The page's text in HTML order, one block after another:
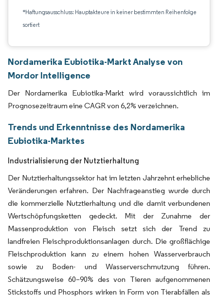
*Haftungsausschluss: Hauptakteure in keiner bestimmten Reihenfolge
sortiert
Nordamerika Eubiotika-Markt Analyse von
Mordor Intelligence
Der Nordamerika Eubiotika-Markt wird voraussichtlich im
Prognosezeitraum eine CAGR von 6,2% verzeichnen.
Trends und Erkenntnisse des Nordamerika
Eubiotika-Marktes
Industrialisierung der Nutztierhaltung
Der Nutztierhaltungssektor hat im letzten Jahrzehnt erhebliche
Veränderungen erfahren. Der Nachfrageanstieg wurde durch
die kommerzielle Nutztierhaltung und die damit verbundenen
Wertschöpfungsketten gedeckt. Mit der Zunahme der
Massenproduktion von Fleisch setzt sich der Trend zu
landfreien Fleischproduktionsanlagen durch. Die großflächige
Fleischproduktion kann zu einem hohen Wasserverbrauch
sowie zu Boden- und Wasserverschmutzung führen.
Schätzungsweise 60–90% des von Tieren aufgenommenen
Stickstoffs und Phosphors wirken in Form von Tierabfällen als